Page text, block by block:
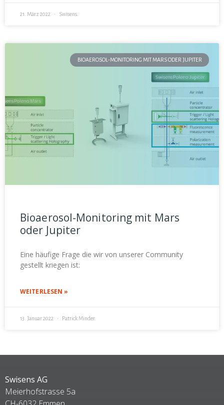
21. März 2022 Swisens.
BIOAEROSOL-MONITORING MIT MARS ODER JUPITER
Bioaerosol-Monitoring mit Mars
oder Jupiter
Eine häufige Frage die wir von unserer Community
gestellt kriegen ist:
WEITERLESEN »
13. Januar 2022 Patrick Minder.
Swisens AG
Meierhofstrasse 5a